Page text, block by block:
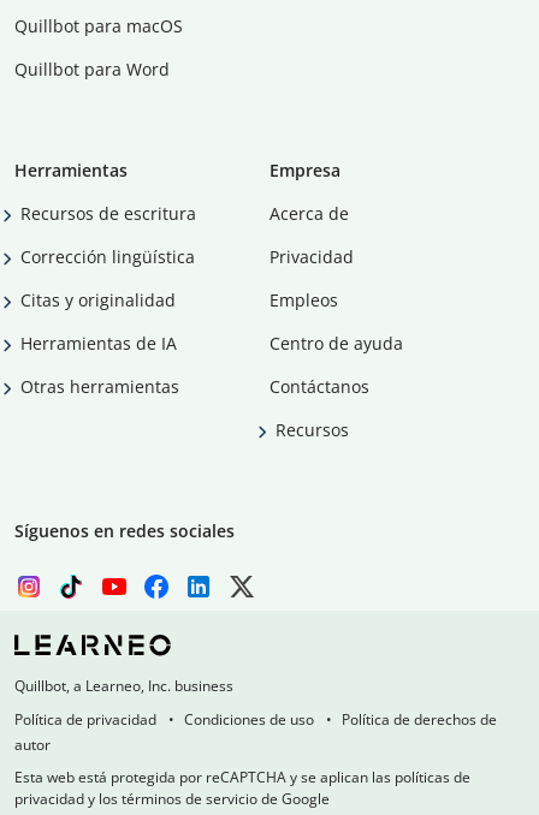
Quillbot para macOS
Quillbot para Word
Herramientas
Recursos de escritura
Corrección lingüística
Citas y originalidad
Herramientas de IA
Otras herramientas
Empresa
Acerca de
Privacidad
Empleos
Centro de ayuda
Contáctanos
Recursos
Síguenos en redes sociales
Quillbot, a Learneo, Inc. business
Política de privacidad
Condiciones de uso
Política de derechos de
autor
Esta web está protegida por reCAPTCHA y se aplican las políticas de
privacidad y los términos de servicio de Google